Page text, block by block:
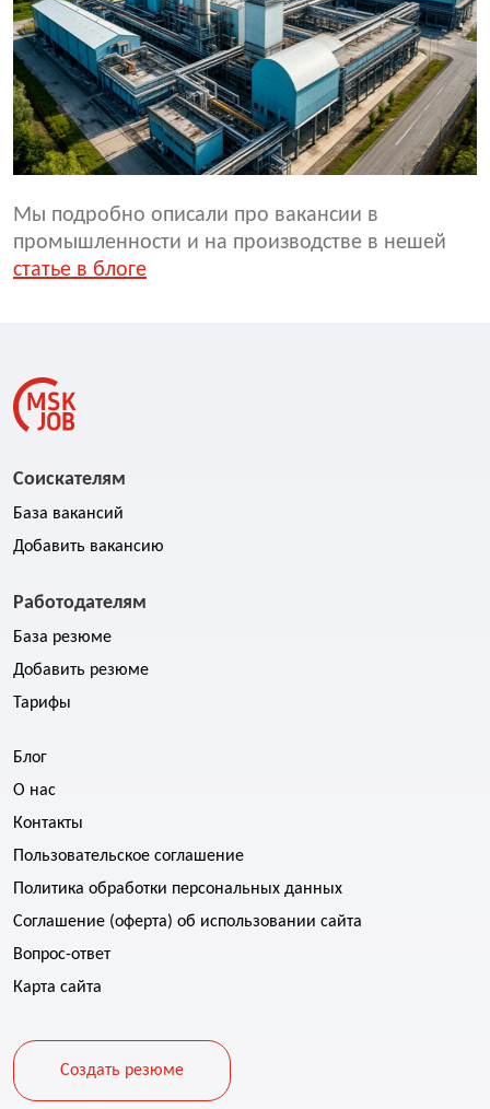
Мы подробно описали про вакансии в
промышленности и на производстве в нешей
статье в блоге
Соискателям
База вакансий
Добавить вакансию
Работодателям
База резюме
Добавить резюме
Тарифы
Блог
О нас
Контакты
Пользовательское соглашение
Политика обработки персональных данных
Соглашение (оферта) об использовании сайта
Вопрос-ответ
Карта сайта
Создать резюме